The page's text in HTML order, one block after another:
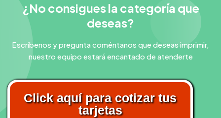
¿No consigues la categoría que
deseas?
Escríbenos y pregunta coméntanos que deseas imprimir,
nuestro equipo estará encantado de atenderte
Click aquí para cotizar tus
tarjetas